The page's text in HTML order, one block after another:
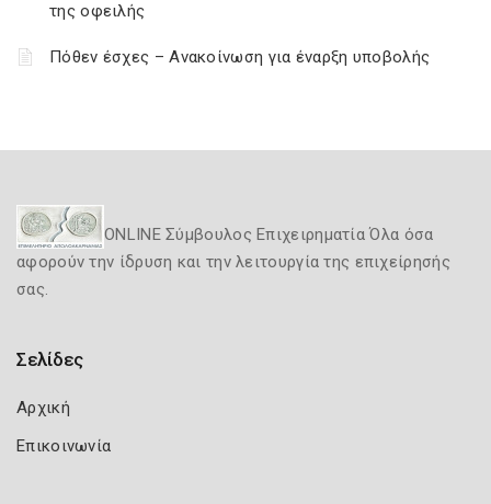
της οφειλής
Πόθεν έσχες – Ανακοίνωση για έναρξη υποβολής
ONLINE Σύμβουλος Επιχειρηματία Όλα όσα
αφορούν την ίδρυση και την λειτουργία της επιχείρησής
σας.
Σελίδες
Αρχική
Επικοινωνία